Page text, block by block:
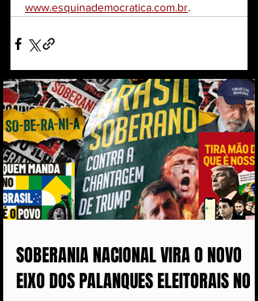
www.esquinademocratica.com.br.
SOBERANIA NACIONAL VIRA O NOVO
EIXO DOS PALANQUES ELEITORAIS NO